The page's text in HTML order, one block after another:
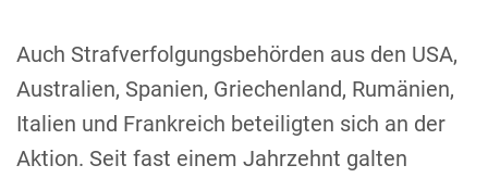
Auch Strafverfolgungsbehörden aus den USA,
Australien, Spanien, Griechenland, Rumänien,
Italien und Frankreich beteiligten sich an der
Aktion. Seit fast einem Jahrzehnt galten